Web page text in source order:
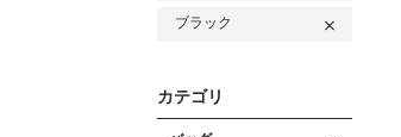
ブラック
カテゴリ